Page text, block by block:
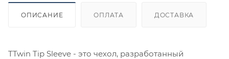
ОПИСАНИЕ ОПЛАТА ДОСТАВКА
TTwin Tip Sleeve - это чехол, разработанный